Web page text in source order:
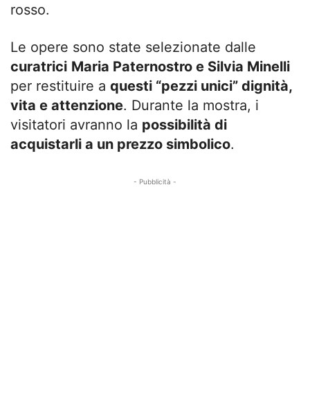
rosso.
Le opere sono state selezionate dalle
curatrici Maria Paternostro e Silvia Minelli
per restituire a questi “pezzi unici” dignità,
vita e attenzione. Durante la mostra, i
visitatori avranno la possibilità di
acquistarli a un prezzo simbolico.
- Pubblicità -